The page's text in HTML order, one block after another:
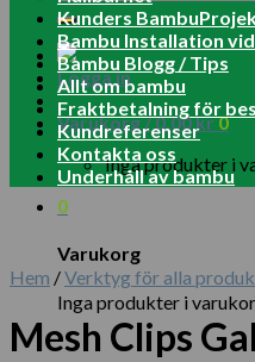
efter:
Logga in
Varukorg /0.00kr0
Inga produkter i
0
Varukorg
Inga produkter i
Kunders
Bambu Installation
Bambu Blogg / Tips
Allt om bambu
Fraktbetalning för
Kundreferenser
Kontakta oss
Underhåll av bambu
Hem /Verktyg för alla
Mesh Clips